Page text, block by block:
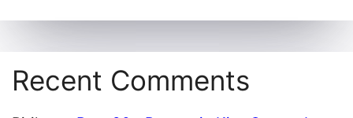
Recent Comments